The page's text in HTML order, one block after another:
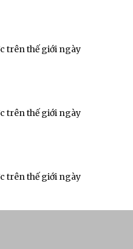
trên thế giới ngày
trên thế giới ngày
trên thế giới ngày